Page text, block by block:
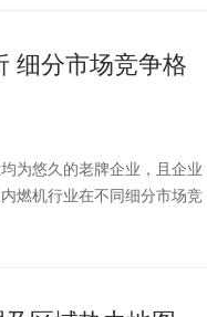
细分市场竞争格
为悠久的老牌企业，且企业
燃机行业在不同细分市场竞